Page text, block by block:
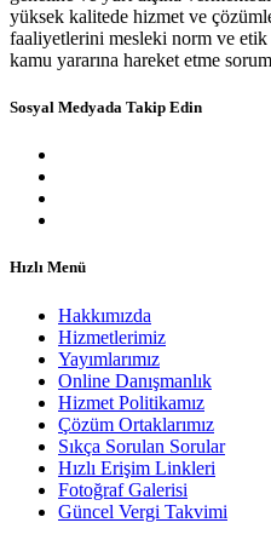
yüksek kalitede hizmet ve
faaliyetlerini mesleki norm ve
kamu yararına hareket etme
Sosyal Medyada Takip Edin
Hızlı Menü
Hakkımızda
Hizmetlerimiz
Yayımlarımız
Online Danışmanlık
Hizmet Politikamız
Çözüm Ortaklarımız
Sıkça Sorulan Sorular
Hızlı Erişim Linkleri
Fotoğraf Galerisi
Güncel Vergi Takvimi